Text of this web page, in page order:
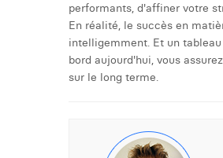
performants, d'affiner votre
En réalité, le succès en
intelligemment. Et un
bord aujourd'hui, vous
sur le long terme.